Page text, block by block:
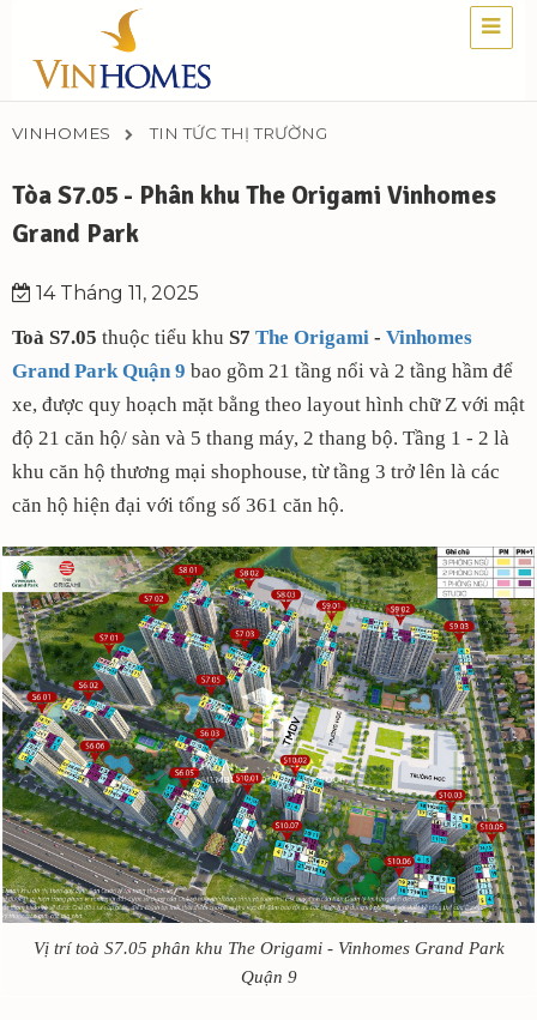
VINHOMES TIN TỨC THỊ TRƯỜNG
Tòa S7.05 - Phân khu The Origami Vinhomes
Grand Park
14 Tháng 11, 2025
Toà S7.05 thuộc tiểu khu S7 The Origami - Vinhomes
Grand Park Quận 9 bao gồm 21 tầng nổi và 2 tầng hầm để
xe, được quy hoạch mặt bằng theo layout hình chữ Z với mật
độ 21 căn hộ/ sàn và 5 thang máy, 2 thang bộ. Tầng 1 - 2 là
khu căn hộ thương mại shophouse, từ tầng 3 trở lên là các
căn hộ hiện đại với tổng số 361 căn hộ.
Vị trí toà S7.05 phân khu The Origami - Vinhomes Grand Park
Quận 9